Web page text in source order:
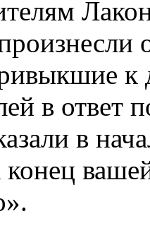
к
в ответ
в